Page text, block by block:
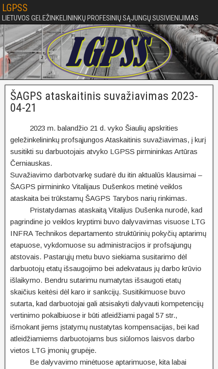
LGPSS
LIETUVOS GELEŽINKELININKŲ PROFESINIŲ SĄJUNGŲ SUSIVIENIJIMAS
ŠAGPS ataskaitinis suvažiavimas 2023-
04-21
2023 m. balandžio 21 d. vyko Šiaulių apskrities
geležinkelininkų profsąjungos Ataskaitinis suvažiavimas, į kurį
susitikti su darbuotojais atvyko LGPSS pirmininkas Artūras
Černiauskas.
Suvažiavimo darbotvarkę sudarė du itin aktualūs klausimai –
ŠAGPS pirmininko Vitalijaus Dušenkos metinė veiklos
ataskaita bei trūkstamų ŠAGPS Tarybos narių rinkimas.
Pristatydamas ataskaitą Vitalijus Dušenka nurodė, kad
pagrindine jo veiklos kryptimi buvo dalyvavimas visuose LTG
INFRA Technikos departamento struktūrinių pokyčių aptarimų
etapuose, vykdomuose su administracijos ir profsąjungų
atstovais. Pastarųjų metu buvo siekiama susitarimo dėl
darbuotojų etatų išsaugojimo bei adekvataus jų darbo krūvio
išlaikymo. Bendru sutarimu numatytas išsaugoti etatų
skaičius keitėsi dėl karo ir sankcijų. Susitikimuose buvo
sutarta, kad darbuotojai gali atsisakyti dalyvauti kompetencijų
vertinimo pokalbiuose ir būti atleidžiami pagal 57 str.,
išmokant jiems įstatymų nustatytas kompensacijas, bei kad
atleidžiamiems darbuotojams bus siūlomos laisvos darbo
vietos LTG įmonių grupėje.
Be dalyvavimo minėtuose aptarimuose, kita labai